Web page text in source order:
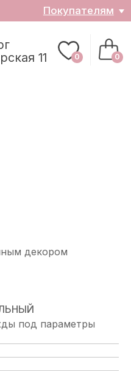
декором
под параметры